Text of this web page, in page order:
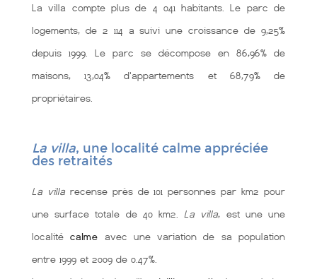
La villa compte plus de 4 041 habitants. Le parc de
logements, de 2 114 a suivi une croissance de 9,25%
depuis 1999. Le parc se décompose en 86,96% de
maisons, 13,04% d'appartements et 68,79% de
propriétaires.
La villa, une localité calme appréciée
des retraités
La villarecense près de 101 personnes par km2 pour
une surface totale de 40 km2. La villa, est une une
localitécalme avec une variation de sa population
entre 1999 et 2009 de 0.47%.